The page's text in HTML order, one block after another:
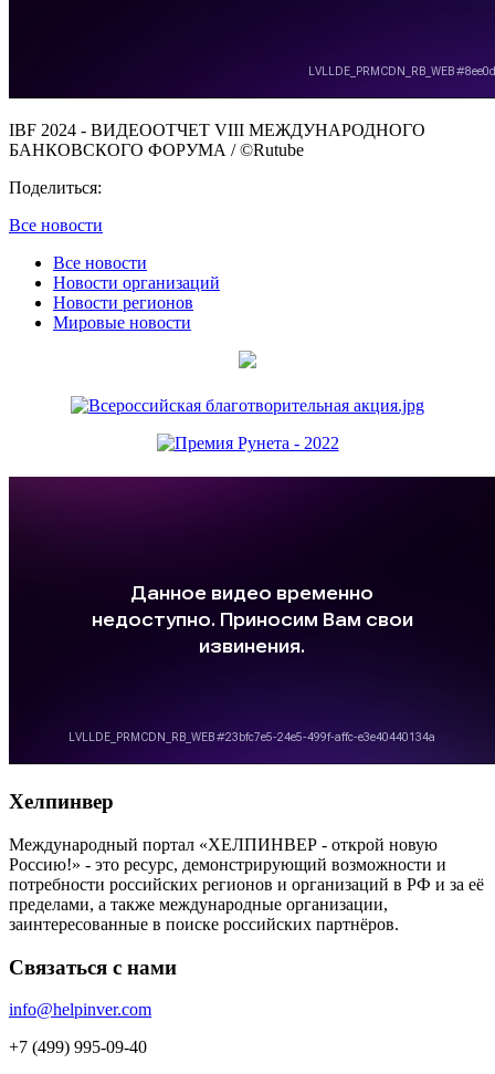
IBF 2024 - ВИДЕООТЧЕТ VIII МЕЖДУНАРОДНОГО
БАНКОВСКОГО ФОРУМА / ©Rutube
Поделиться:
Все новости
Все новости
Новости организаций
Новости регионов
Мировые новости
Хелпинвер
Международный портал «ХЕЛПИНВЕР - открой новую
Россию!» - это ресурс, демонстрирующий возможности и
потребности российских регионов и организаций в РФ и за её
пределами, а также международные организации,
заинтересованные в поиске российских партнёров.
Связаться с нами
info@helpinver.com
+7 (499) 995-09-40